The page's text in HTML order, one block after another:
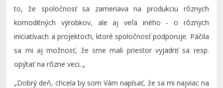
to, že spoločnosť sa zameriava na produkciu rôznych
komoditných výrobkov, ale aj veľa iného - o rôznych
iniciatívach a projektoch, ktoré spoločnosť podporuje. Páčila
sa mi aj možnosť, že sme mali priestor vyjadriť sa resp.
opýtať na rôzne veci. „
„Dobrý deň, chcela by som Vám napísať, že sa mi najviac na